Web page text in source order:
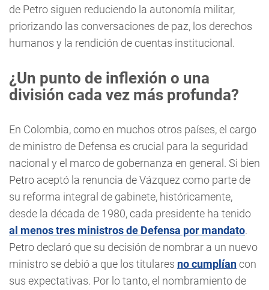
de Petro siguen reduciendo la autonomía militar,
priorizando las conversaciones de paz, los derechos
humanos y la rendición de cuentas institucional.
¿Un punto de inflexión o una
división cada vez más profunda?
En Colombia, como en muchos otros países, el cargo
de ministro de Defensa es crucial para la seguridad
nacional y el marco de gobernanza en general. Si bien
Petro aceptó la renuncia de Vázquez como parte de
su reforma integral de gabinete, históricamente,
desde la década de 1980, cada presidente ha tenido
al menos tres ministros de Defensa por mandato.
Petro declaró que su decisión de nombrar a un nuevo
ministro se debió a que los titulares no cumplíancon
sus expectativas. Por lo tanto, el nombramiento de